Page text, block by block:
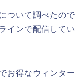
ついて調べたの
インで配信して
お得なウィンタ